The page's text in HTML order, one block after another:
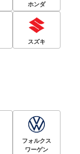
ホンダ
スズキ
フォルクス
ワーゲン